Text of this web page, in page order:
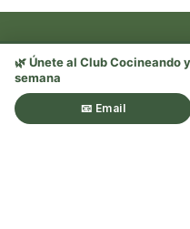
Recetas,
🌿 Únete al Club Cocineando
semana
📧 Email